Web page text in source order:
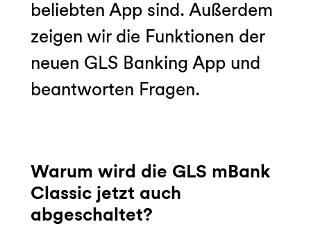
beliebten App sind. Außerdem
zeigen wir die Funktionen der
neuen GLS Banking App und
beantworten Fragen.
Warum wird die GLS mBank
Classic jetzt auch
abgeschaltet?